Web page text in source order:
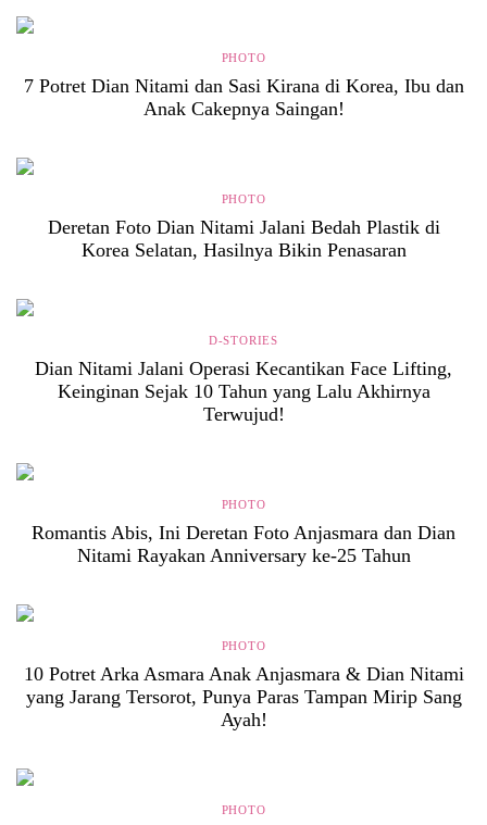
PHOTO
7 Potret Dian Nitami dan Sasi Kirana di Korea, Ibu dan
Anak Cakepnya Saingan!
PHOTO
Deretan Foto Dian Nitami Jalani Bedah Plastik di
Korea Selatan, Hasilnya Bikin Penasaran
D-STORIES
Dian Nitami Jalani Operasi Kecantikan Face Lifting,
Keinginan Sejak 10 Tahun yang Lalu Akhirnya
Terwujud!
PHOTO
Romantis Abis, Ini Deretan Foto Anjasmara dan Dian
Nitami Rayakan Anniversary ke-25 Tahun
PHOTO
10 Potret Arka Asmara Anak Anjasmara & Dian Nitami
yang Jarang Tersorot, Punya Paras Tampan Mirip Sang
Ayah!
PHOTO